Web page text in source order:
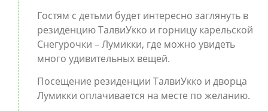
Гостям с детьми будет интересно заглянуть в
резиденцию ТалвиУкко и горницу карельской
Снегурочки – Лумикки, где можно увидеть
много удивительных вещей.
Посещение резиденции ТалвиУкко и дворца
Лумикки оплачивается на месте по желанию.